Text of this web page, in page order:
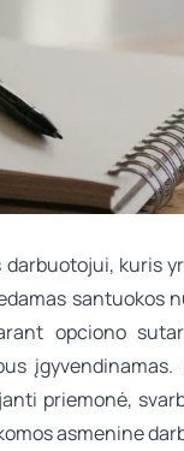
kuris
santuokos
opciono
įgyvendinamas.
priemonė,
asmenine